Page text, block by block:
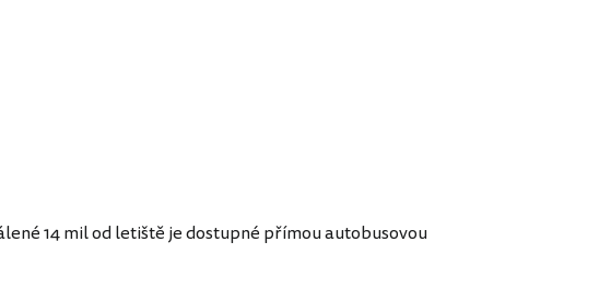
14 mil od letiště je dostupné přímou autobusovou